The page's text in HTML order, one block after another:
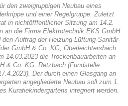
den zweigruppigen Neubau eines
und einer Regelgruppe. Zuletzt
in nichtöfffentlicher Sitzung am 14.2.
an die Firma Elektrotechnik EKS GmbH
Auftrag der Heizung-Lüftung-Sanitär-
GmbH & Co. KG, Oberleichtersbach
14.03.2023 die Trockenbauarbeiten an
& Co. KG, Retzbach (Fundstelle
Der durch einen Glasgang an
angegliederte Neubau soll zum 1.
Kuratiekindergartens integriert werden.